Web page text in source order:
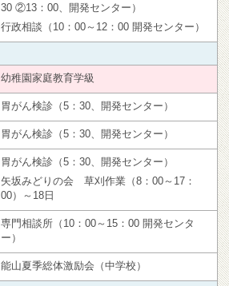
30 ②13：00、開発センター）
行政相談（10：00～12：00 開発センター）
幼稚園家庭教育学級
胃がん検診（5：30、開発センター）
胃がん検診（5：30、開発センター）
胃がん検診（5：30、開発センター）
矢坂みどりの会 草刈作業（8：00～17：
00）～18日
専門相談所（10：00～15：00 開発センタ
ー）
能山夏季総体激励会（中学校）